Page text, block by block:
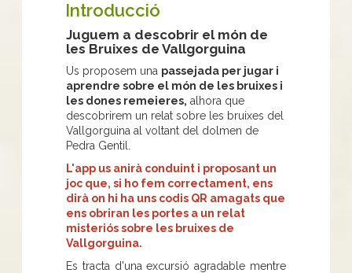
Introducció
Juguem a descobrir el món de
les Bruixes de Vallgorguina
Us proposem una passejada per jugar i
aprendre sobre el món de les bruixes i
les dones remeieres, alhora que
descobrirem un relat sobre les bruixes del
Vallgorguina al voltant del dolmen de
Pedra Gentil.
L'app us anirà conduint i proposant un
joc que, si ho fem correctament, ens
dirà on hi ha uns codis QR amagats que
ens obriran les portes a un relat
misteriós sobre les bruixes de
Vallgorguina.
Es tracta d'una excursió agradable mentre